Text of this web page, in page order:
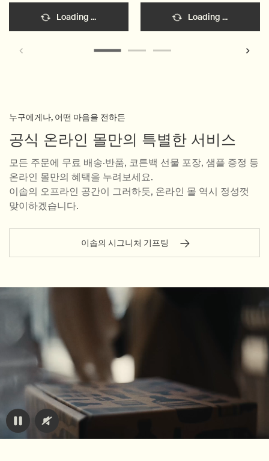
Loading ... Loading ...
누구에게나, 어떤 마음을 전하든
공식 온라인 몰만의 특별한 서비스
모든 주문에 무료 배송·반품, 코튼백 선물 포장, 샘플 증정 등
온라인 몰만의 혜택을 누려보세요.
이솝의 오프라인 공간이 그러하듯, 온라인 몰 역시 정성껏
맞이하겠습니다.
이솝의 시그니처 기프팅